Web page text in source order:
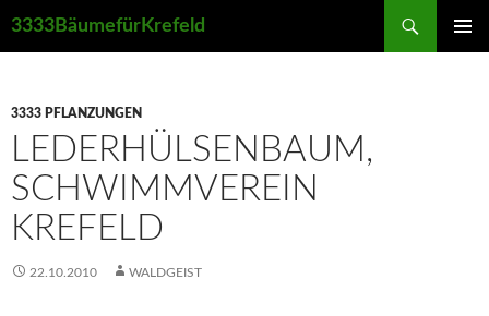
3333BäumefürKrefeld
3333 PFLANZUNGEN
LEDERHÜLSENBAUM,
SCHWIMMVEREIN
KREFELD
22.10.2010 WALDGEIST